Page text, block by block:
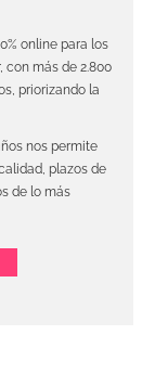
online para los
con más de 2.800
priorizando la
nos permite
plazos de
de lo más